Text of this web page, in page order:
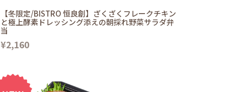
【冬限定/BISTRO 恒良創】ざくざくフレークチキン
と極上酵素ドレッシング添えの朝採れ野菜サラダ弁
当
¥2,160